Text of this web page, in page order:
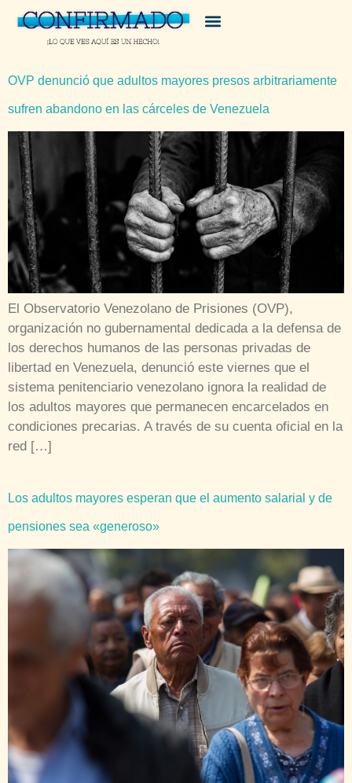
OVP denunció que adultos mayores presos arbitrariamente
sufren abandono en las cárceles de Venezuela
El Observatorio Venezolano de Prisiones (OVP),
organización no gubernamental dedicada a la defensa de
los derechos humanos de las personas privadas de
libertad en Venezuela, denunció este viernes que el
sistema penitenciario venezolano ignora la realidad de
los adultos mayores que permanecen encarcelados en
condiciones precarias. A través de su cuenta oficial en la
red […]
Los adultos mayores esperan que el aumento salarial y de
pensiones sea «generoso»